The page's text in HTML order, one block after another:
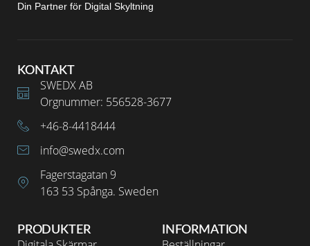
Din Partner för Digital Skyltning
INFORMATION
PRODUKTER
KONTAKT
SWEDX AB
Orgnummer: 556528-3677
+46-8-4418444
info@swedx.com
Fagerstagatan 9
163 53 Spånga. Sweden